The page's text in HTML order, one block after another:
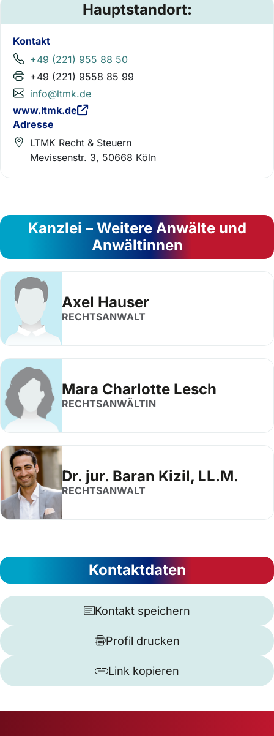
Hauptstandort:
Kontakt
+49 (221) 955 88 50
+49 (221) 9558 85 99
info@ltmk.de
www.ltmk.de
Adresse
LTMK Recht & Steuern
Mevissenstr. 3, 50668 Köln
Kanzlei – Weitere Anwälte und
Anwältinnen
Axel Hauser
RECHTSANWALT
Mara Charlotte Lesch
RECHTSANWÄLTIN
Dr. jur. Baran Kizil, LL.M.
RECHTSANWALT
Kontaktdaten
Kontakt speichern
Profil drucken
Link kopieren